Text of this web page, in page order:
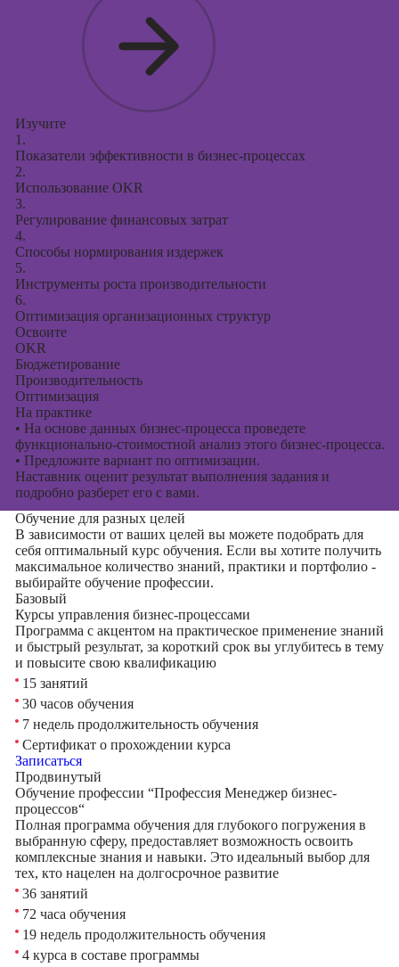
Изучите
1.
Показатели эффективности в бизнес-процессах
2.
Использование OKR
3.
Регулирование финансовых затрат
4.
Способы нормирования издержек
5.
Инструменты роста производительности
6.
Оптимизация организационных структур
Освоите
OKR
Бюджетирование
Производительность
Оптимизация
На практике
• На основе данных бизнес-процесса проведете
функционально-стоимостной анализ этого бизнес-процесса.
• Предложите вариант по оптимизации.
Наставник оценит результат выполнения задания и
подробно разберет его с вами.
Обучение для разных целей
В зависимости от ваших целей вы можете подобрать для
себя оптимальный курс обучения. Если вы хотите получить
максимальное количество знаний, практики и портфолио -
выбирайте обучение профессии.
Базовый
Курсы управления бизнес-процессами
Программа с акцентом на практическое применение знаний
и быстрый результат, за короткий срок вы углубитесь в тему
и повысите свою квалификацию
15 занятий
30 часов обучения
7 недель продолжительность обучения
Сертификат о прохождении курса
Записаться
Продвинутый
Обучение профессии “Профессия Менеджер бизнес-
процессов“
Полная программа обучения для глубокого погружения в
выбранную сферу, предоставляет возможность освоить
комплексные знания и навыки. Это идеальный выбор для
тех, кто нацелен на долгосрочное развитие
36 занятий
72 часа обучения
19 недель продолжительность обучения
4 курса в составе программы